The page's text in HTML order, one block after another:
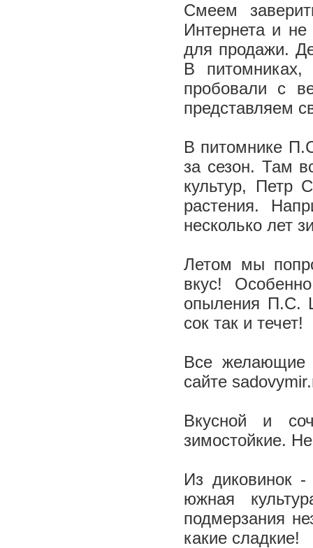
Смеем
Интернета и
для продажи.
В
пробовали с
представляем
В питомнике
за сезон. Там
культур, Петр
растения.
несколько лет
Летом мы
вкус!
опыления П.С.
сок так и течет!
Все желающие
сайте
Вкусной и
зимостойкие.
Из диковинок
южная
подмерзания
какие сладкие!